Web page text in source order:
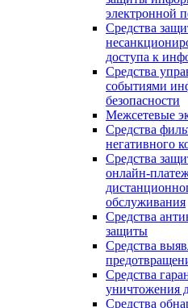
электронной
Средства
доступа к
Средства
событиями
безопасности
Межсетевые
Средства
негативного
Средства
онлайн-
обслуживания
Средства
защиты
Средства
Средства
уничтожения
Средства